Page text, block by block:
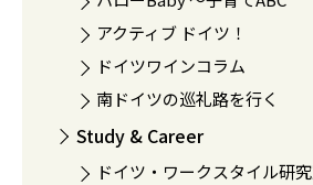
アクティブ ドイツ！
ドイツワインコラム
南ドイツの巡礼路を行く
Study & Career
ドイツ・ワークスタイル研